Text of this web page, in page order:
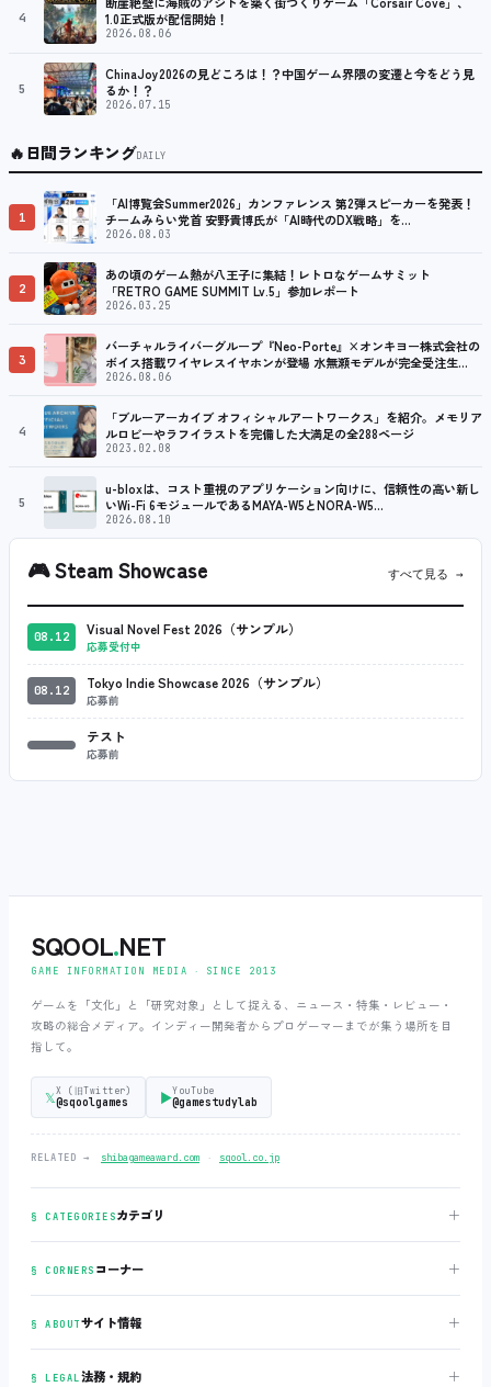
4
1.0正式版が配信開始！
2026.08.06
5
ChinaJoy2026の見どころは！？中国ゲーム界隈の変遷と今をどう見
るか！？
2026.07.15
🔥日間ランキングDAILY
1
「AI博覧会Summer2026」カンファレンス 第2弾スピーカーを発表！
チームみらい党首 安野貴博氏が「AI時代のDX戦略」を…
2026.08.03
2
あの頃のゲーム熱が八王子に集結！レトロなゲームサミット
「RETRO GAME SUMMIT Lv.5」参加レポート
2026.03.25
3
バーチャルライバーグループ『Neo-Porte』×オンキヨー株式会社の
ボイス搭載ワイヤレスイヤホンが登場 水無瀬モデルが完全受注生…
2026.08.06
4
「ブルーアーカイブ オフィシャルアートワークス」を紹介。メモリア
ルロビーやラフイラストを完備した大満足の全288ページ
2023.02.08
5
u-bloxは、コスト重視のアプリケーション向けに、信頼性の高い新し
いWi-Fi 6モジュールであるMAYA-W5とNORA-W5…
2026.08.10
🎮Steam Showcase すべて見る →
08.12 Visual Novel Fest 2026（サンプル）
応募受付中
08.12 Tokyo Indie Showcase 2026（サンプル）
応募前
テスト
応募前
SQOOL.NET
GAME INFORMATION MEDIA ‧ SINCE 2013
ゲームを「文化」と「研究対象」として捉える、ニュース・特集・レビュー・
攻略の総合メディア。インディー開発者からプロゲーマーまでが集う場所を目
指して。
𝕏X (旧Twitter)
@sqoolgames ▶YouTube
@gamestudylab
RELATED → shibagameaward.com ‧ sqool.co.jp
§ CATEGORIESカテゴリ ＋
§ CORNERS コーナー ＋
§ ABOUTサイト情報 ＋
§ LEGAL法務・規約 ＋